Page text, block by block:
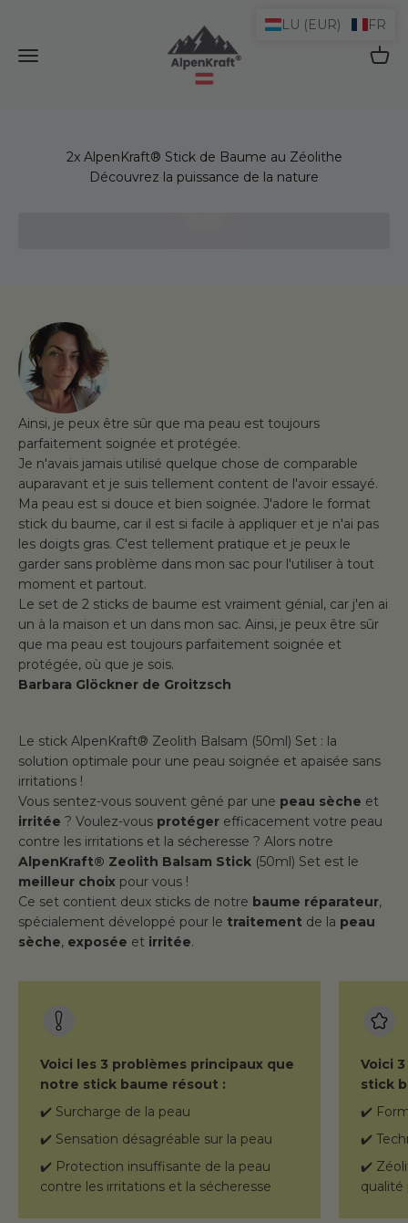
Ouvrir le menu de navigation
AlpenKraft® Shop
Découvrez la puissance de la nature
Ainsi, je peux être sûr que ma peau est toujours
parfaitement soignée et protégée.
Je n'avais jamais utilisé quelque chose de comparable
auparavant et je suis tellement content de l'avoir essayé.
Ma peau est si douce et bien soignée. J'adore le format
stick du baume, car il est si facile à appliquer et je n'ai pas
les doigts gras. C'est tellement pratique et je peux le
garder sans problème dans mon sac pour l'utiliser à tout
moment et partout.
Le set de 2 sticks de baume est vraiment génial, car j'en ai
un à la maison et un dans mon sac. Ainsi, je peux être sûr
que ma peau est toujours parfaitement soignée et
protégée, où que je sois.
Barbara Glöckner de Groitzsch
Le stick AlpenKraft® Zeolith Balsam (50ml) Set : la
solution optimale pour une peau soignée et apaisée sans
irritations !
Vous sentez-vous souvent gêné par une peau sèche et
irritée ? Voulez-vous protéger efficacement votre peau
contre les irritations et la sécheresse ? Alors notre
AlpenKraft® Zeolith Balsam Stick (50ml) Set est le
meilleur choix pour vous !
Ce set contient deux sticks de notre baume réparateur,
spécialement développé pour le traitement de la peau
sèche, exposée et irritée.
Voici les 3 problèmes principaux que
notre stick baume résout :
✔️ Surcharge de la peau
✔️ Sensation désagréable sur la peau
✔️ Protection insuffisante de la peau
contre les irritations et la sécheresse
Voici
stick
✔️
✔️
✔️
LU (EUR) FR